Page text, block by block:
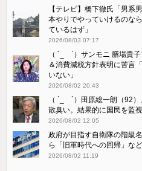
【テレビ】橋下徹氏「男系
本やりでやっていけるのな
ているはず」
2026/08/03 07:17
（ ´_ゝ`）サンモニ 膳場
＆消費減税方針表明に苦言
いない」
2026/08/02 20:43
（ ´_ゝ`）田原総一朗（92
散臭い。結果的に国民を監
2026/08/02 12:05
政府が目指す自衛隊の階級
ら「旧軍時代への回帰」な
2026/08/02 11:19